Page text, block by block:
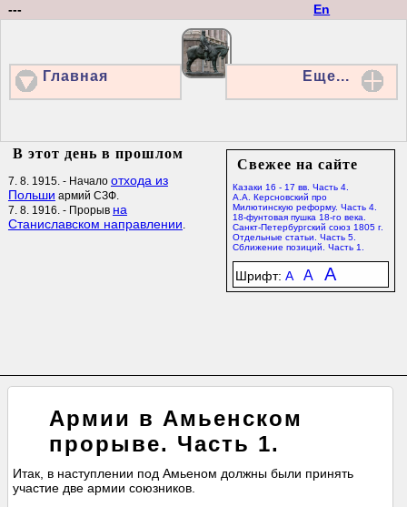
En
---
Главная Еще...
Свежее на сайте
Казаки 16 - 17 вв. Часть 4.
А.А. Керсновский про
Милютинскую реформу. Часть 4.
18-фунтовая пушка 18-го века.
Санкт-Петербургский союз 1805 г.
Отдельные статьи. Часть 5.
Сближение позиций. Часть 1.
Шрифт: A A A
В этот день в прошлом
7. 8. 1915. - Начало отхода из
Польши армий СЗФ.
7. 8. 1916. - Прорыв на
Станиславском направлении.
Армии в Амьенском
прорыве. Часть 1.
Итак, в наступлении под Амьеном должны были принять
участие две армии союзников.